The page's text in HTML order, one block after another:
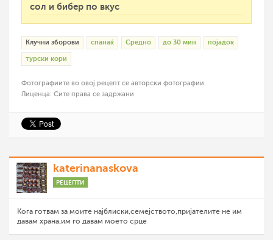
сол и бибер по вкус
Клучни зборови спанаќ Средно до 30 мин појадок
турски кори
Фотографиите во овој рецепт се авторски фотографии.
Лиценца: Сите права се задржани
katerinanaskova
РЕЦЕПТИ
Кога готвам за моите најблиски,семејството,пријателите не им
давам храна,им го давам моето срце